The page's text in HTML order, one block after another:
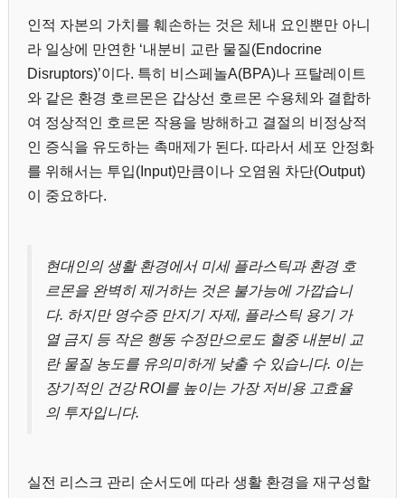
인적 자본의 가치를 훼손하는 것은 체내 요인뿐만 아니
라 일상에 만연한 ‘내분비 교란 물질(Endocrine
Disruptors)’이다. 특히 비스페놀A(BPA)나 프탈레이트
와 같은 환경 호르몬은 갑상선 호르몬 수용체와 결합하
여 정상적인 호르몬 작용을 방해하고 결절의 비정상적
인 증식을 유도하는 촉매제가 된다. 따라서 세포 안정화
를 위해서는 투입(Input)만큼이나 오염원 차단(Output)
이 중요하다.
현대인의 생활 환경에서 미세 플라스틱과 환경 호
르몬을 완벽히 제거하는 것은 불가능에 가깝습니
다. 하지만 영수증 만지기 자제, 플라스틱 용기 가
열 금지 등 작은 행동 수정만으로도 혈중 내분비 교
란 물질 농도를 유의미하게 낮출 수 있습니다. 이는
장기적인 건강 ROI를 높이는 가장 저비용 고효율
의 투자입니다.
실전 리스크 관리 순서도에 따라 생활 환경을 재구성할